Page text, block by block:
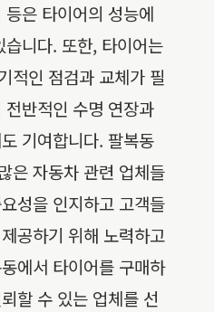
은 타이어의 성능에
니다. 또한, 타이어는
적인 점검과 교체가 필
반적인 수명 연장과
기여합니다. 팔복동
은 자동차 관련 업체들
성을 인지하고 고객들
공하기 위해 노력하고
에서 타이어를 구매하
할 수 있는 업체를 선